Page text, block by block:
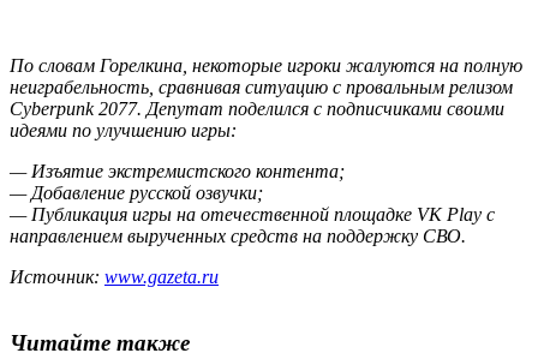
По словам Горелкина, некоторые игроки жалуются на полную
неиграбельность, сравнивая ситуацию с провальным релизом
Cyberpunk 2077. Депутат поделился с подписчиками своими
идеями по улучшению игры:
— Изъятие экстремистского контента;
— Добавление русской озвучки;
— Публикация игры на отечественной площадке VK Play с
направлением вырученных средств на поддержку СВО.
Источник: www.gazeta.ru
Читайте также